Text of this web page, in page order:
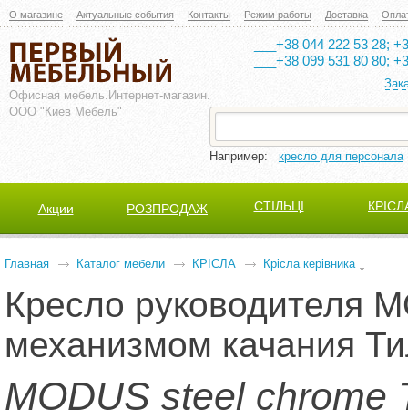
О магазине Актуальные события Контакты Режим работы Доставка
Офисная мебель. Интернет-магазин.
ООО "Киев Мебель"
___+38 044 222 53 28;
___+38 099 531 80 80;
Например: кресло для персонала
Акции РОЗПРОДАЖ СТІЛЬЦІ
Главная Каталог мебели КРІСЛА Крісла керівника
Кресло руководителя
механизмом качания
MODUS steel